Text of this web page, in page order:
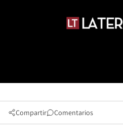
Compartir Comentarios